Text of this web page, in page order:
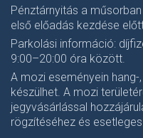
Pénztárnyitás a
első előadás kezdése
Parkolási információ:
9:00–20:00 óra között.
A mozi eseményein
készülhet. A mozi
jegyvásárlással
rögzítéséhez és